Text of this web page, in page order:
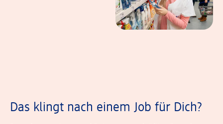
Das klingt nach einem Job für Dich?